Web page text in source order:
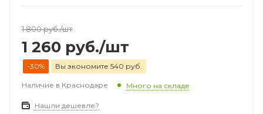
1 800руб./шт
1 260 руб./шт
-30% Вы экономите 540 руб.
Наличие в Краснодаре Много на складе
Нашли дешевле?